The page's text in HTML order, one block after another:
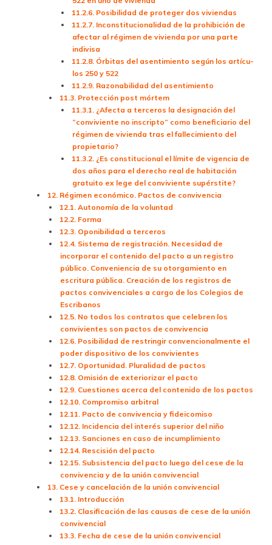
11.2.6. Posibilidad de proteger dos viviendas
11.2.7. Inconstitucionalidad de la prohi­bición de
afectar al régimen de vivienda por una parte
indivisa
11.2.8. Órbitas del asentimiento según los ar­tícu­
los 250 y 522
11.2.9. Razonabilidad del asentimiento
11.3. Protección post mórtem
11.3.1. ¿Afecta a terceros la designación del
“conviviente no inscripto” como beneficiario del
régimen de vivienda tras el fallecimiento del
propietario?
11.3.2. ¿Es constitucional el límite de vigencia de
dos años para el derecho real de habitación
gratuito ex lege del conviviente supérstite?
12. Régimen económico. Pactos de convivencia
12.1. Autonomía de la voluntad
12.2. Forma
12.3. Oponibilidad a terceros
12.4. Sistema de registración. Necesidad de
incorporar el contenido del pacto a un registro
público. Conveniencia de su otorgamiento en
escritura pública. Creación de los registros de
pactos convivenciales a cargo de los Colegios de
Escribanos
12.5. No todos los contratos que celebren los
convivientes son pactos de convivencia
12.6. Posibilidad de restringir convencionalmente el
poder dispositivo de los convivientes
12.7. Oportunidad. Pluralidad de pactos
12.8. Omisión de exteriorizar el pacto
12.9. Cuestiones acerca del contenido de los pactos
12.10. Compromiso arbitral
12.11. Pacto de convivencia y fideicomiso
12.12. Incidencia del interés superior del niño
12.13. Sanciones en caso de incumplimiento
12.14. Rescisión del pacto
12.15. Subsistencia del pacto luego del cese de la
convivencia y de la unión convivencial
13. Cese y cancelación de la unión convivencial
13.1. Introducción
13.2. Clasificación de las causas de cese de la unión
convivencial
13.3. Fecha de cese de la unión convivencial